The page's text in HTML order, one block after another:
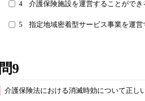
4 介護保険施設を運営することができ
5 指定地域密着型サービス事業を運
問9
介護保険法における消滅時効について正し